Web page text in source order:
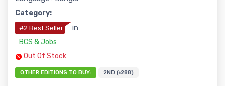
Category:
#2 Best Seller in
BCS & Jobs
Out Of Stock
OTHER EDITIONS TO BUY: 2ND (৳288)